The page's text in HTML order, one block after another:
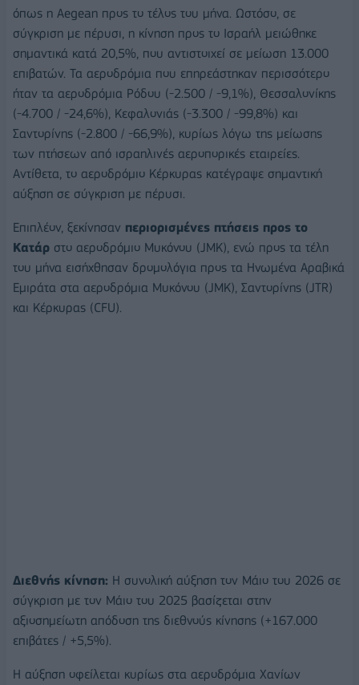
όπως η Aegean προς το τέλος του μήνα. Ωστόσο, σε
σύγκριση με πέρυσι, η κίνηση προς το Ισραήλ μειώθηκε
σημαντικά κατά 20,5%, που αντιστοιχεί σε μείωση 13.000
επιβατών. Τα αεροδρόμια που επηρεάστηκαν περισσότερο
ήταν τα αεροδρόμια Ρόδου (-2.500 / -9,1%), Θεσσαλονίκης
(-4.700 / -24,6%), Κεφαλονιάς (-3.300 / -99,8%) και
Σαντορίνης (-2.800 / -66,9%), κυρίως λόγω της μείωσης
των πτήσεων από ισραηλινές αεροπορικές εταιρείες.
Αντίθετα, το αεροδρόμιο Κέρκυρας κατέγραψε σημαντική
αύξηση σε σύγκριση με πέρυσι.
Επιπλέον, ξεκίνησαν περιορισμένες πτήσεις προς το
Κατάρ στο αεροδρόμιο Μυκόνου (JMK), ενώ προς τα τέλη
του μήνα εισήχθησαν δρομολόγια προς τα Ηνωμένα Αραβικά
Εμιράτα στα αεροδρόμια Μυκόνου (JMK), Σαντορίνης (JTR)
και Κέρκυρας (CFU).
Διεθνής κίνηση: Η συνολική αύξηση τον Μάιο του 2026 σε
σύγκριση με τον Μάιο του 2025 βασίζεται στην
αξιοσημείωτη απόδοση της διεθνούς κίνησης (+167.000
επιβάτες / +5,5%).
Η αύξηση οφείλεται κυρίως στα αεροδρόμια Χανίων